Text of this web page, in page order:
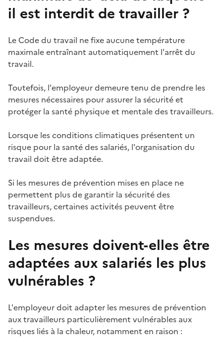
il est interdit de travailler ?
Le Code du travail ne fixe aucune température
maximale entraînant automatiquement l'arrêt du
travail.
Toutefois, l'employeur demeure tenu de prendre les
mesures nécessaires pour assurer la sécurité et
protéger la santé physique et mentale des travailleurs.
Lorsque les conditions climatiques présentent un
risque pour la santé des salariés, l'organisation du
travail doit être adaptée.
Si les mesures de prévention mises en place ne
permettent plus de garantir la sécurité des
travailleurs, certaines activités peuvent être
suspendues.
Les mesures doivent-elles être
adaptées aux salariés les plus
vulnérables ?
L'employeur doit adapter les mesures de prévention
aux travailleurs particulièrement vulnérables aux
risques liés à la chaleur, notamment en raison :